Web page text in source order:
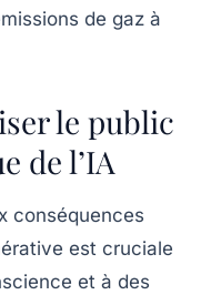
de gaz à
le public
de l’IA
conséquences
est cruciale
et à des